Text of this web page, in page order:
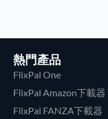
熱門產品
FlixPal One
FlixPal Amazon下載器
FlixPal FANZA下載器